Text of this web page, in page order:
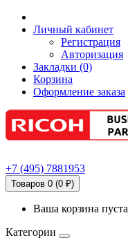
Личный кабинет
Регистрация
Авторизация
Закладки (0)
Корзина
Оформление заказа
+7 (495) 7881953
Товаров 0 (0 ₽)
Ваша корзина
Категории